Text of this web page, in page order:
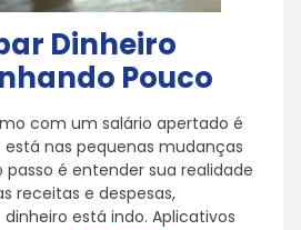
Dinheiro
Pouco
com um salário apertado é
está nas pequenas mudanças
é entender sua realidade
receitas e despesas,
está indo. Aplicativos